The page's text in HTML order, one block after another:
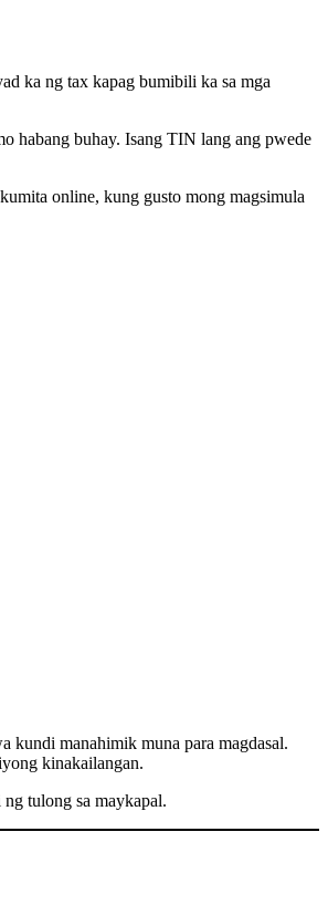
ka ng tax kapag bumibili ka sa mga
habang buhay. Isang TIN lang ang pwede
online, kung gusto mong magsimula
kundi manahimik muna para magdasal.
kinakailangan.
tulong sa maykapal.